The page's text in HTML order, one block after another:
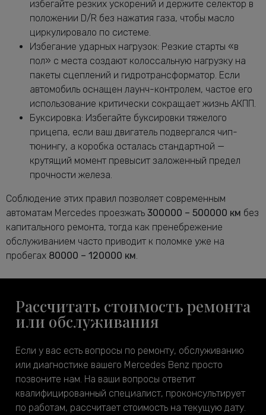
избегайте резких ускорений и держите селектор в
положении D/R без нажатия газа, чтобы масло
циркулировало по системе.
Избегание ударных нагрузок: Резкие старты «в
пол» с места создают колоссальную нагрузку на
пакеты сцеплений и гидротрансформатор. Если
автомобиль оснащен лаунч-контролем, частое его
использование критически сокращает жизнь АКПП.
Буксировка: Избегайте буксировки тяжелого
прицепа, если ваш двигатель подвергался чип-
тюнингу, а коробка осталась стандартной —
крутящий момент превысит заложенный предел
прочности железа.
Соблюдение этих правил позволяет современным
автоматам Mercedes проезжать 300000 – 500000 км без
капитального ремонта, тогда как пренебрежение
обслуживанием часто приводит к поломке уже на
пробегах 80000 – 120000 км.
Рассчитать стоимость ремонта
или обслуживания
Если у вас есть вопросы по ремонту, обслуживанию
или диагностике вашего Mercedes Benz просто
позвоните нам. На ваши вопросы ответит
квалифицированный специалист, проконсультирует
по работам, рассчитает стоимость на текущую дату.